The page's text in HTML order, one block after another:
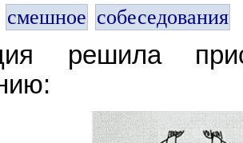
смешное собеседования
решила